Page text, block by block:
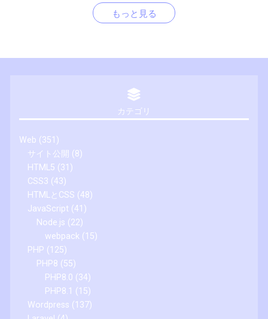
もっと見る
カテゴリ
Web (351)
サイト公開 (8)
HTML5 (31)
CSS3 (43)
HTMLとCSS (48)
JavaScript (41)
Node.js (22)
webpack (15)
PHP (125)
PHP8 (55)
PHP8.0 (34)
PHP8.1 (15)
Wordpress (137)